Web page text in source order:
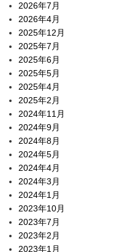
2026年7月
2026年4月
2025年12月
2025年7月
2025年6月
2025年5月
2025年4月
2025年2月
2024年11月
2024年9月
2024年8月
2024年5月
2024年4月
2024年3月
2024年1月
2023年10月
2023年7月
2023年2月
2023年1月